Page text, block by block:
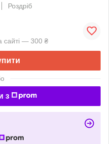
Роздріб
сайті — 300 ₴
з